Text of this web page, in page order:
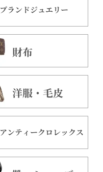
ブランドジュエリー
財布
洋服・毛皮
アンティークロレックス